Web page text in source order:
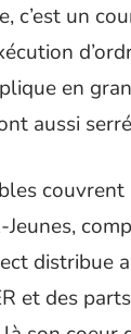
c’est un
en
aussi
couvrent
Jeunes,
distribue
et des